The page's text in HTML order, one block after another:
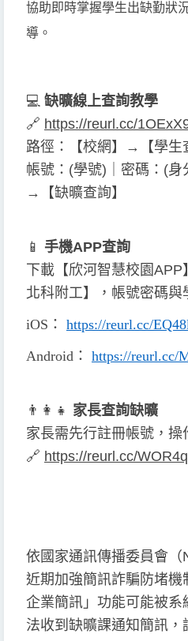
協助即時掌握學生出缺勤狀
導。
💻 缺曠線上查詢教學
🔗 https://reurl.cc/
路徑：【校網】→【學生
帳號：(學號)｜密碼：(
→【缺曠查詢】
📱 手機APP查詢
下載【欣河智慧校園
北科附工】，帳號密碼與
iOS ： https://reurl.cc/
Android ： https://reurl.cc/
👨 👩 👧 家長查詢缺曠
家長需先行註冊帳號，操
🔗 https://reurl.cc/
依國家通訊傳播委員會
近期加強簡訊詐騙防堵
企業簡訊」功能可能被
法收到缺曠課通知簡訊，